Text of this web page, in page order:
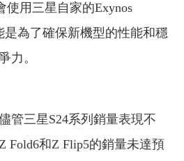
使用三星自家的Exynos
是為了確保新機型的性能和穩
力。
管三星S24系列銷量表現不
Fold6和Z Flip5的銷量未達預